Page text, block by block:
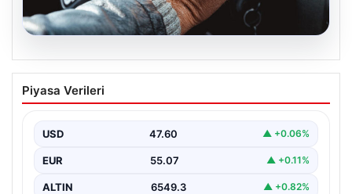
Emekliye ÖTV’siz araç verilecek mi,
yasa çıkacak mı? Milyonlarca emekli
Piyasa Verileri
USD 47.60 ▲ +0.06%
EUR 55.07 ▲ +0.11%
ALTIN 6549.3 ▲ +0.82%